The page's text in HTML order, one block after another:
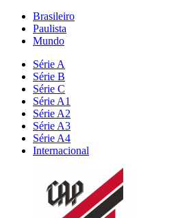
Brasileiro
Paulista
Mundo
Série A
Série B
Série C
Série A1
Série A2
Série A3
Série A4
Internacional